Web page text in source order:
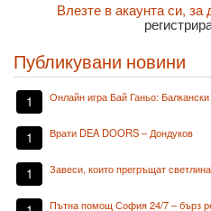
Влезте в акаунта си, за
Публикувани новини
1 Онлайн игра Бай Ганьо: Балкански
1 Врати DEA DOORS – Дондуков
1 Завеси, които прегръщат
Пътна помощ София 24/7 – бърз